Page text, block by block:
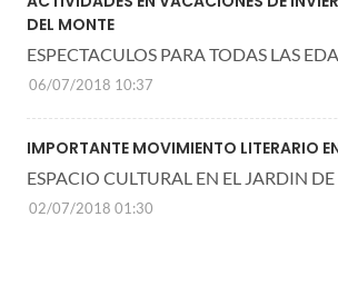
DEL MONTE
ESPECTACULOS PARA TODAS LAS
06/07/2018 10:37
IMPORTANTE MOVIMIENTO LITERARIO
ESPACIO CULTURAL EN EL JARDIN
02/07/2018 01:30